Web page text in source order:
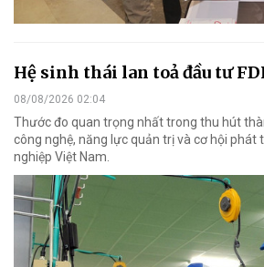
Hệ sinh thái lan toả đầu tư
08/08/2026 02:04
Thước đo quan trọng nhất trong thu hút
công nghệ, năng lực quản trị và cơ hội phát
nghiệp Việt Nam.